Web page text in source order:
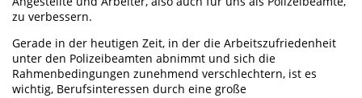
zu verbessern.
Gerade in der heutigen Zeit, in der die Arbeitszufriedenheit
unter den Polizeibeamten abnimmt und sich die
Rahmenbedingungen zunehmend verschlechtern, ist es
wichtig, Berufsinteressen durch eine große